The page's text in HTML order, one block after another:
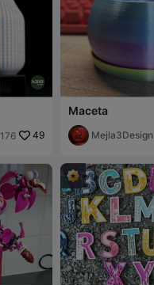
176 49
Maceta
Mejla3Design